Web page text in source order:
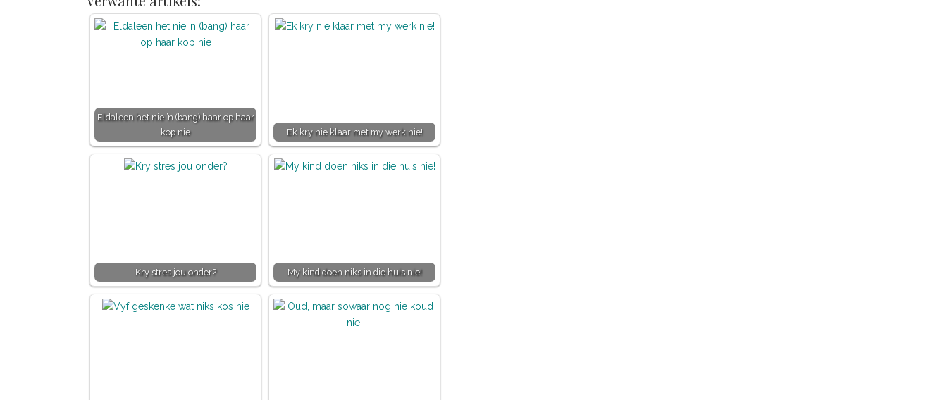
Eldaleen het nie ’n (bang) haar op haar
kop nie
Ek kry nie klaar met my werk nie!
Kry stres jou onder? My kind doen niks in die huis nie!